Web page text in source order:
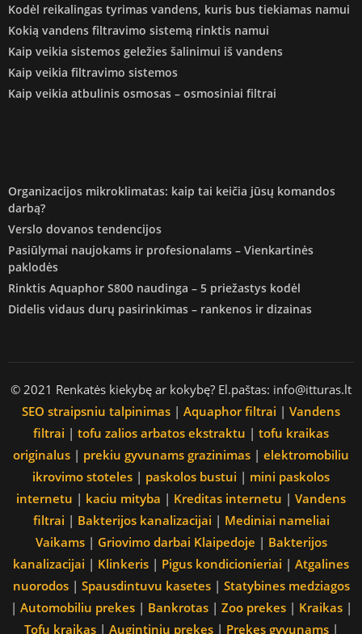
Kodėl reikalingas tyrimas vandens, kuris bus tiekiamas namui
Kokią vandens filtravimo sistemą rinktis namui
Kaip veikia sistemos geležies šalinimui iš vandens
Kaip veikia filtravimo sistemos
Kaip veikia atbulinis osmosas – osmosiniai filtrai
Organizacijos mikroklimatas: kaip tai keičia jūsų komandos
darbą?
Verslo dovanos tendencijos
Pasiūlymai naujokams ir profesionalams – Vienkartinės
paklodės
Rinktis Aquaphor S800 naudinga – 5 priežastys kodėl
Didelis vidaus durų pasirinkimas – rankenos ir dizainas
© 2021 Renkatės kiekybę ar kokybę? El.paštas: info@itturas.lt
SEO straipsniu talpinimas | Aquaphor filtrai | Vandens
filtrai | tofu zalios arbatos ekstraktu | tofu kraikas
originalus | prekiu gyvunams grazinimas | elektromobiliu
ikrovimo stoteles | paskolos bustui | mini paskolos
internetu | kaciu mityba | Kreditas internetu | Vandens
filtrai | Bakterijos kanalizacijai | Mediniai nameliai
Vaikams| Griovimo darbai Klaipedoje | Bakterijos
kanalizacijai | Klinkeris | Pigus kondicionieriai | Atgalines
nuorodos| Spausdintuvu kasetes| Statybines medziagos
| Automobiliu prekes| Bankrotas| Zoo prekes| Kraikas|
Tofu kraikas| Augintiniu prekes| Prekes gyvunams|